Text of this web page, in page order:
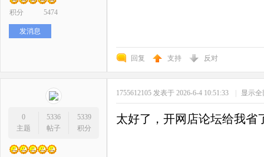
积分 5474
发消息
回复 支持 反对
0
主题
5336
帖子
5339
积分
1755612105 发表于 2026-6-4 10:51:33 | 显示
太好了，开网店论坛给我省